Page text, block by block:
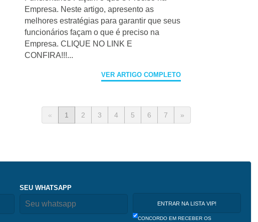
Empresa. Neste artigo, apresento as
melhores estratégias para garantir que seus
funcionários façam o que é preciso na
Empresa. CLIQUE NO LINK E
CONFIRA!!!...
VER ARTIGO COMPLETO
« 1 2 3 4 5 6 7 »
SEU WHATSAPP
CONCORDO EM RECEBER OS